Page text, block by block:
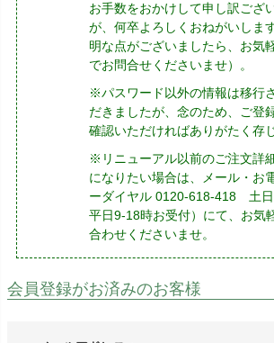
お手数をおかけして申し訳ござ
が、何卒よろしくおねがいし
明な点がございましたら、お気
でお問合せくださいませ）。
※パスワード以外の情報は移行
だきましたが、念のため、ご登
確認いただければありがたく存
※リニューアル以前のご注文詳
になりたい場合は、メール・お
ーダイヤル 0120-618-418 土日
平日9-18時お受付）にて、お気
合わせくださいませ。
会員登録がお済みのお客様